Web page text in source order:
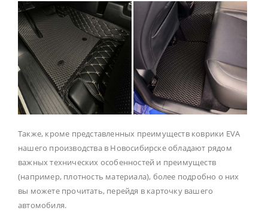
Также, кроме представленных преимуществ коврики EVA
нашего производства в Новосибирске обладают рядом
важных технических особенностей и преимуществ
(например, плотность материала), более подробно о них
вы можете прочитать, перейдя в карточку вашего
автомобиля.